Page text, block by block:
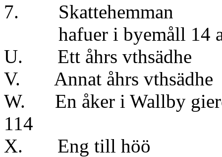
7. Skattehemman 1,
hafuer i byemåll 14
U. Ett åhrs
V. Annat åhrs
W. En åker i Wallby
114
X. Eng till höö